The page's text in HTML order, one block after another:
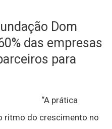
Dom
das empresas
para
“A prática
ritmo do crescimento no